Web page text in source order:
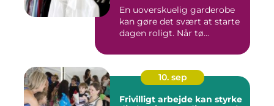
En uoverskuelig garderobe
kan gøre det svært at starte
dagen roligt. Når tø...
10. sep
Frivilligt arbejde kan styrke